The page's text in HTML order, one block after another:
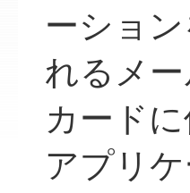
ーショ
れるメ
カード
アプリ